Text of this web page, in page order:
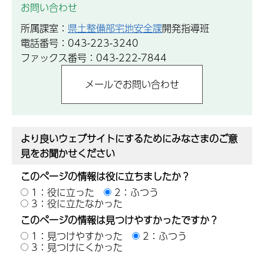
お問い合わせ
所属課室： 県土整備部宅地安全課開発指導班
電話番号：043-223-3240
ファックス番号：043-222-7844
より良いウェブサイトにするためにみなさまのご意
見をお聞かせください
このページの情報は役に立ちましたか？
1：役に立った
2：ふつう
3：役に立たなかった
このページの情報は見つけやすかったですか？
1：見つけやすかった
2：ふつう
3：見つけにくかった